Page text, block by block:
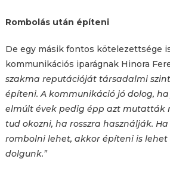
Rombolás után építeni
De egy másik fontos kötelezettsége
kommunikációs iparágnak Hinora
szakma reputációját társadalmi
építeni. A kommunikáció jó dolog,
elmúlt évek pedig épp azt mutatták
tud okozni, ha rosszra használják.
rombolni lehet, akkor építeni is lehet
dolgunk.”